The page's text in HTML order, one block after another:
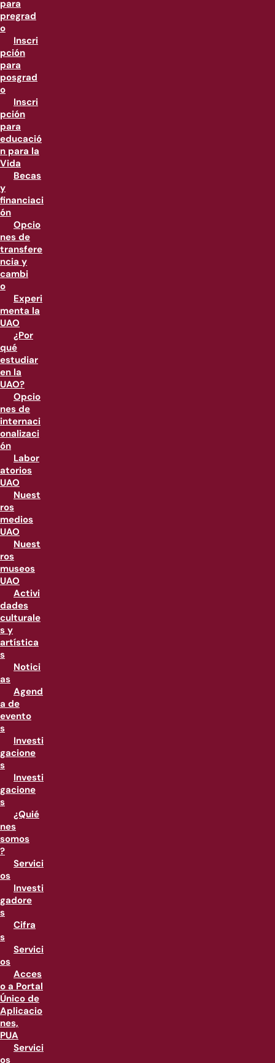
para
pregrad
o
Inscri
pción
para
posgrad
o
Inscri
pción
para
educació
n para la
Vida
Becas
y
financiaci
ón
Opcio
nes de
transfere
ncia y
cambi
o
Experi
menta la
UAO
¿Por
qué
estudiar
en la
UAO?
Opcio
nes de
internaci
onalizaci
ón
Labor
atorios
UAO
Nuest
ros
medios
UAO
Nuest
ros
museos
UAO
Activi
dades
culturale
s y
artística
s
Notici
as
Agend
a de
evento
s
Investi
gacione
s
Investi
gacione
s
¿Quié
nes
somos
?
Servici
os
Investi
gadore
s
Cifra
s
Servici
os
Acces
o a Portal
Único de
Aplicacio
nes,
PUA
Servici
os